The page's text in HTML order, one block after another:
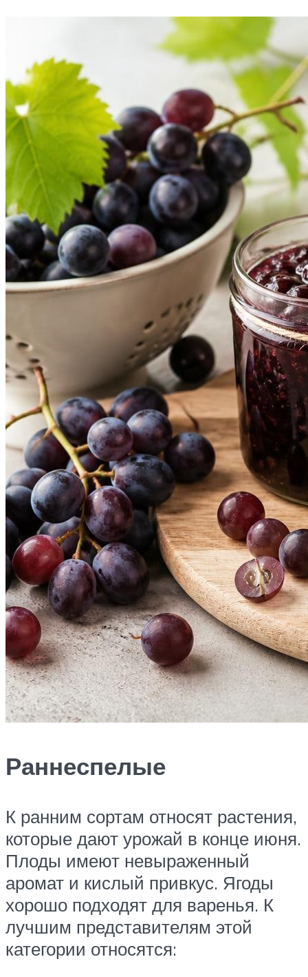
Раннеспелые
К ранним сортам относят растения,
которые дают урожай в конце июня.
Плоды имеют невыраженный
аромат и кислый привкус. Ягоды
хорошо подходят для варенья. К
лучшим представителям этой
категории относятся: